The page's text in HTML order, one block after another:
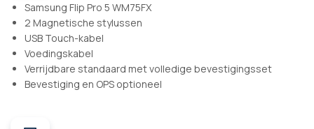
Samsung Flip Pro 5 WM75FX
2 Magnetische stylussen
USB Touch-kabel
Voedingskabel
Verrijdbare standaard met volledige bevestigingsset
Bevestiging en OPS optioneel